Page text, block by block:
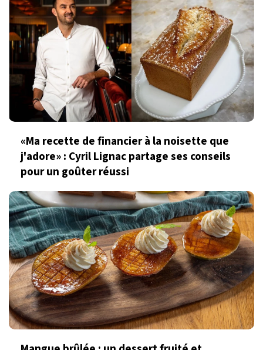
«Ma recette de financier à la noisette que
j'adore» : Cyril Lignac partage ses conseils
pour un goûter réussi